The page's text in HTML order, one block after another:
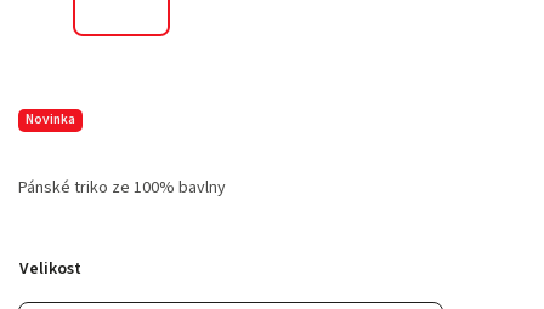
Pánské triko ze 100% bavlny
Novinka
Velikost